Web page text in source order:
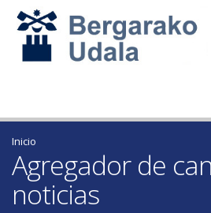
Inicio
Agregador de
noticias